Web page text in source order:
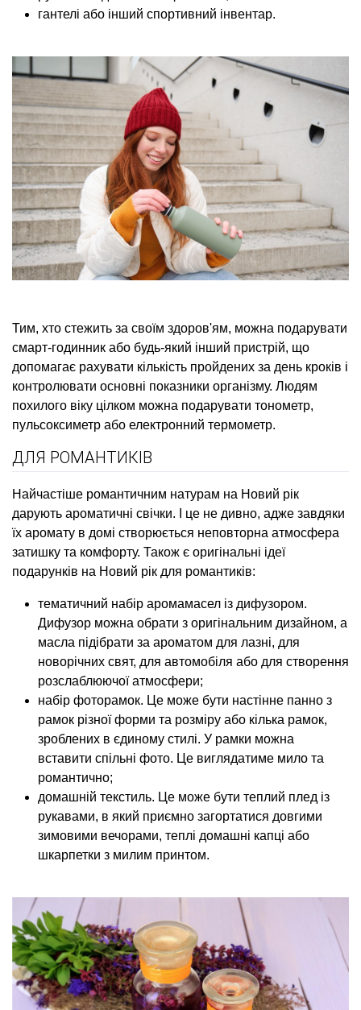
гантелі або інший спортивний інвентар.
Тим, хто стежить за своїм здоров'ям, можна подарувати
смарт-годинник або будь-який інший пристрій, що
допомагає рахувати кількість пройдених за день кроків і
контролювати основні показники організму. Людям
похилого віку цілком можна подарувати тонометр,
пульсоксиметр або електронний термометр.
ДЛЯ РОМАНТИКІВ
Найчастіше романтичним натурам на Новий рік
дарують ароматичні свічки. І це не дивно, адже завдяки
їх аромату в домі створюється неповторна атмосфера
затишку та комфорту. Також є оригінальні ідеї
подарунків на Новий рік для романтиків:
тематичний набір аромамасел із дифузором.
Дифузор можна обрати з оригінальним дизайном, а
масла підібрати за ароматом для лазні, для
новорічних свят, для автомобіля або для створення
розслаблюючої атмосфери;
набір фоторамок. Це може бути настінне панно з
рамок різної форми та розміру або кілька рамок,
зроблених в єдиному стилі. У рамки можна
вставити спільні фото. Це виглядатиме мило та
романтично;
домашній текстиль. Це може бути теплий плед із
рукавами, в який приємно загортатися довгими
зимовими вечорами, теплі домашні капці або
шкарпетки з милим принтом.